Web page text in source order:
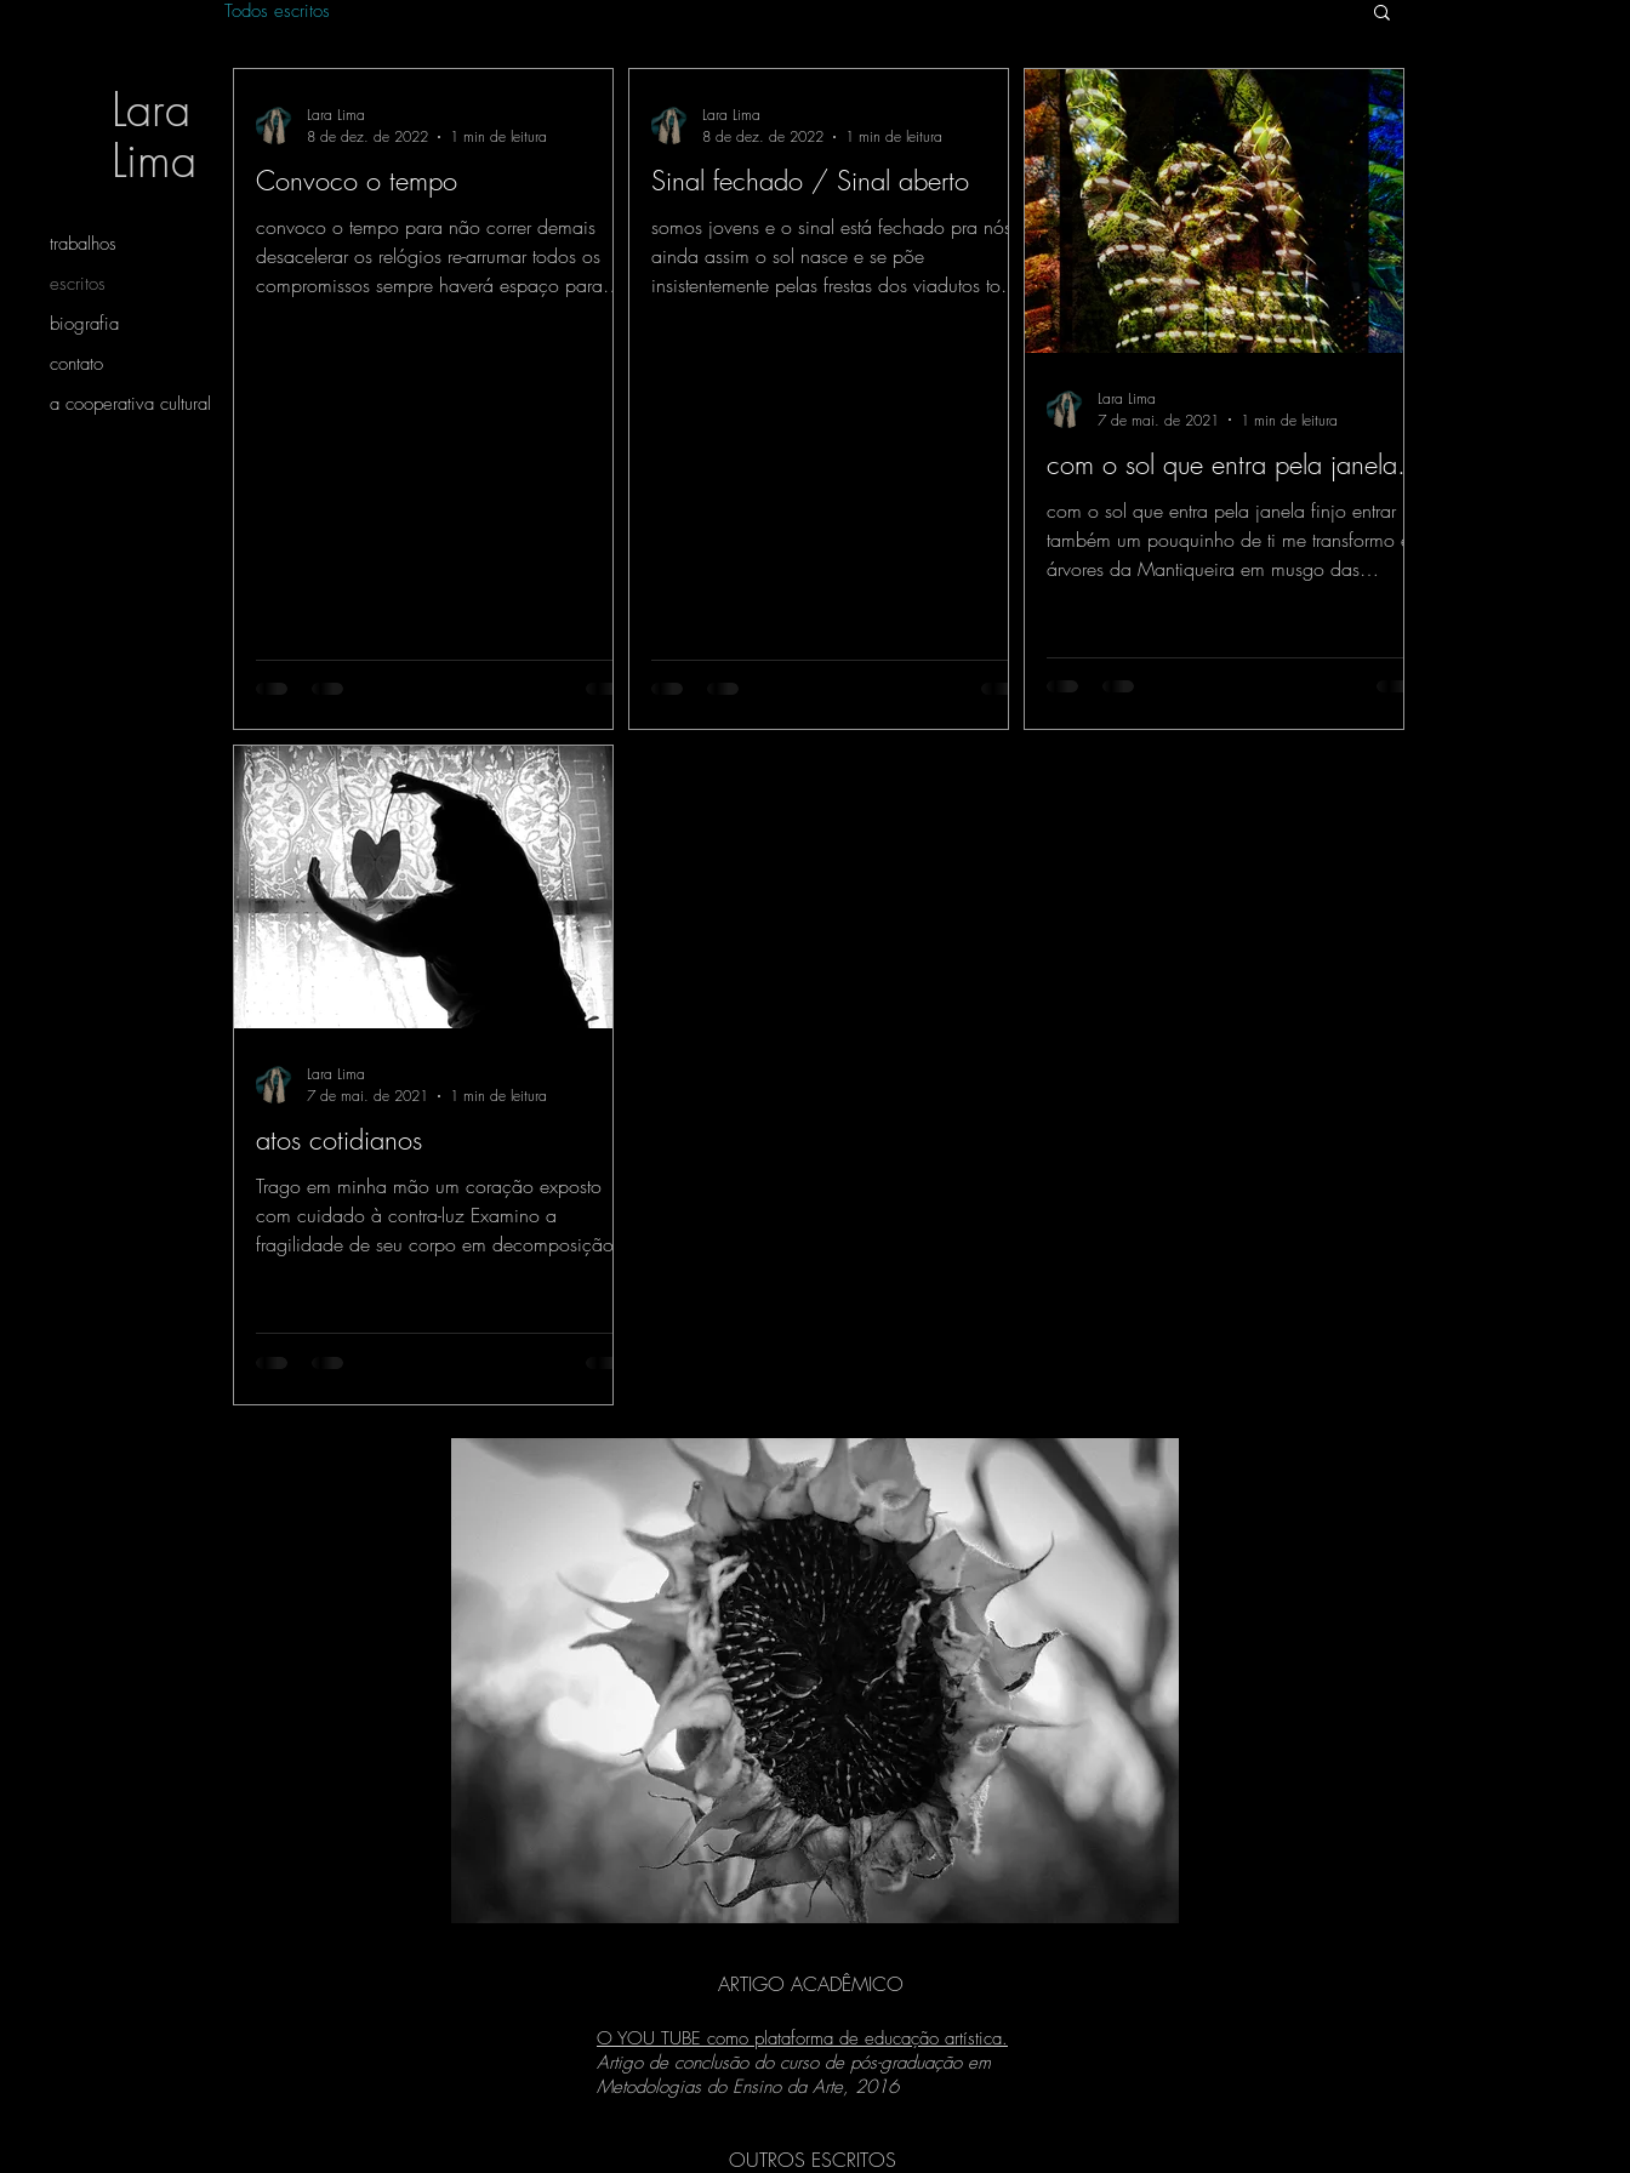
Lara
Lima
Todos escritos
Convoco o tempo
convoco o tempo para não correr demais
desacelerar os relógios re-arrumar todos os
compromissos sempre haverá espaço para
Lara Lima
8 de dez. de 2022
1 min de leitura
Sinal fechado / Sinal aberto
somos jovens e o sinal está fechado pra nós
ainda assim o sol nasce e se põe
insistentemente pelas frestas dos viadutos todo
Lara Lima
8 de dez. de 2022
1 min de leitura
com o sol que entra pela janela...
com o sol que entra pela janela finjo entrar
também um pouquinho de ti me transformo em
árvores da Mantiqueira em musgo das
Lara Lima
7 de mai. de 2021
1 min de leitura
atos cotidianos
Trago em minha mão um coração exposto
com cuidado à contra-luz Examino a
fragilidade de seu corpo em decomposição
Lara Lima
7 de mai. de 2021
1 min de leitura
ARTIGO ACADÊMICO
O YOU TUBE como plataforma de educação artística.
Artigo de conclusão do curso de pós-graduação em
Metodologias do Ensino da Arte, 2016
OUTROS ESCRITOS
trabalhos
escritos
biografia
contato
a cooperativa cultural